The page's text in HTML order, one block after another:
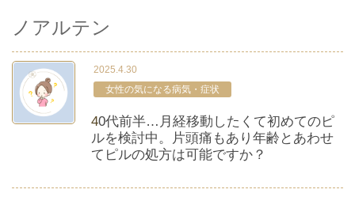
ノアルテン
2025.4.30
女性の気になる病気・症状
40代前半…月経移動したくて初めてのピ
ルを検討中。片頭痛もあり年齢とあわせ
てピルの処方は可能ですか？